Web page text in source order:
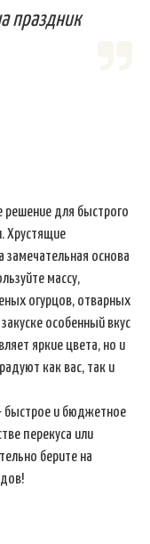
праздник
для быстрого
Хрустящие
основа
массу,
огурцов, отварных
особенный вкус
яркие цвета, но и
как вас, так и
быстрое и бюджетное
перекуса или
берите на